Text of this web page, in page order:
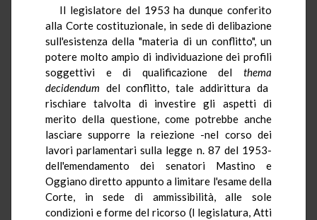
Il legislatore del 1953 ha dunque conferito
alla Corte costituzionale, in sede di delibazione
sull'esistenza della "materia di un conflitto", un
potere molto ampio di individuazione dei profili
soggettivi e di qualificazione del thema
decidendum del conflitto, tale addirittura da
rischiare talvolta di investire gli aspetti di
merito della questione, come potrebbe anche
lasciare supporre la reiezione -nel corso dei
lavori parlamentari sulla legge n. 87 del 1953-
dell'emendamento dei senatori Mastino e
Oggiano diretto appunto a limitare l'esame della
Corte, in sede di ammissibilità, alle sole
condizioni e forme del ricorso (I legislatura, Atti